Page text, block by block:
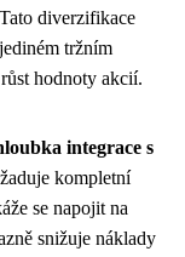
diverzifikace
tržním
hodnoty akcií.
integrace s
kompletní
se napojit na
snižuje náklady